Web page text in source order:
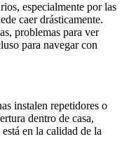
especialmente por las
caer drásticamente.
problemas para ver
para navegar con
instalen repetidores o
dentro de casa,
en la calidad de la